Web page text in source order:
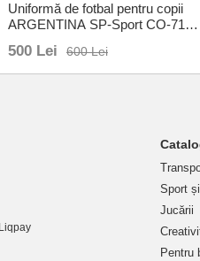
Uniformă de fotbal pentru copii
ARGENTINA SP-Sport CO-7189
600 Lei
500 Lei
Sport
Jucării
Pentru